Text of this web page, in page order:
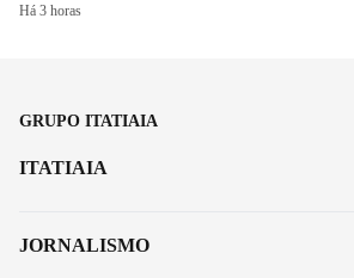
Há 3 horas
GRUPO ITATIAIA
ITATIAIA
JORNALISMO